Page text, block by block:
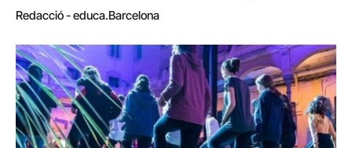
Redacció - educa.Barcelona